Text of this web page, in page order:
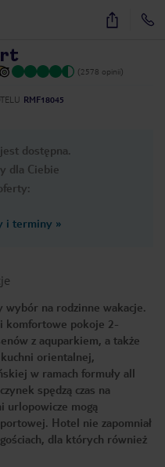
32
(2578 opinii)
RMF18045
dostępna.
dla Ciebie
i terminy »
wybór na rodzinne wakacje.
komfortowe pokoje 2-
z aquparkiem, a także
orientalnej,
w ramach formuły all
spędzą czas na
urlopowicze mogą
Hotel nie zapomniał
dla których również